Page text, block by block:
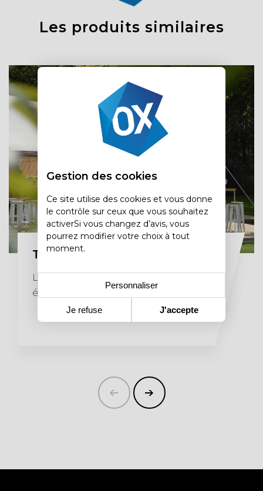
Les produits similaires
Tente silhouette
Louez nos tentes silhouette pour vos
événements
Gestion des cookies
Ce site utilise des cookies et vous donne
le contrôle sur ceux que vous souhaitez
activerSi vous changez d’avis, vous
pourrez modifier votre choix à tout
moment.
Je refuse
Personnaliser
J'accepte